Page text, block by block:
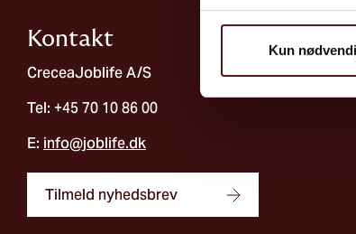
Kun
Kontakt
CreceaJoblife A/S
Tel: +45 70 10 86 00
E: info@joblife.dk
Tilmeld nyhedsbrev